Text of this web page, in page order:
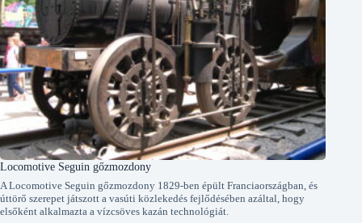
Locomotive Seguin gőzmozdony
A Locomotive Seguin gőzmozdony 1829-ben épült Franciaországban, és
úttörő szerepet játszott a vasúti közlekedés fejlődésében azáltal, hogy
elsőként alkalmazta a vízcsöves kazán technológiát.